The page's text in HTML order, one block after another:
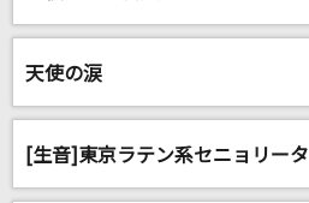
天使の涙
[生音]東京ラテン系セニョリータ